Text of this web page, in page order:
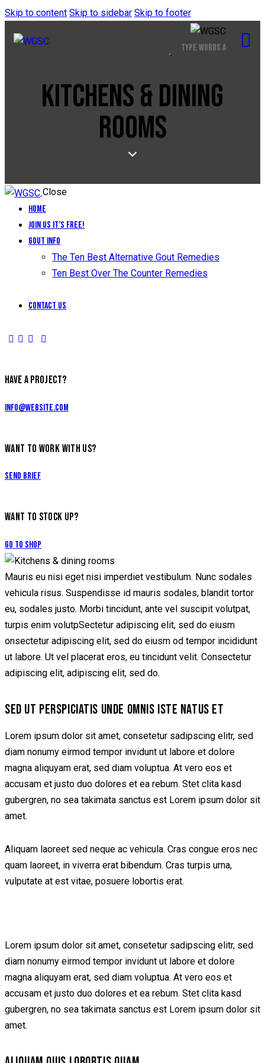
Skip to content Skip to sidebar Skip to footer
KITCHENS & DINING
ROOMS
Close
Home
Join Us It’s Free!
Gout Info
The Ten Best Alternative Gout Remedies
Ten Best Over The Counter Remedies
Contact Us
HAVE A PROJECT?
info@website.com
WANT TO WORK WITH US?
Send Brief
WANT TO STOCK UP?
Go to Shop
Mauris eu nisi eget nisi imperdiet vestibulum. Nunc sodales
vehicula risus. Suspendisse id mauris sodales, blandit tortor
eu, sodales justo. Morbi tincidunt, ante vel suscipit volutpat,
turpis enim volutpSectetur adipiscing elit, sed do eiusm
onsectetur adipiscing elit, sed do eiusm od tempor incididunt
ut labore. Ut vel placerat eros, eu tincidunt velit. Consectetur
adipiscing elit, adipiscing elit, sed do.
SED UT PERSPICIATIS UNDE OMNIS ISTE NATUS ET
Lorem ipsum dolor sit amet, consetetur sadipscing elitr, sed
diam nonumy eirmod tempor invidunt ut labore et dolore
magna aliquyam erat, sed diam voluptua. At vero eos et
accusam et justo duo dolores et ea rebum. Stet clita kasd
gubergren, no sea takimata sanctus est Lorem ipsum dolor sit
amet.
Aliquam laoreet sed neque ac vehicula. Cras congue eros nec
quam laoreet, in viverra erat bibendum. Cras turpis urna,
vulputate at est vitae, posuere lobortis erat.
Lorem ipsum dolor sit amet, consetetur sadipscing elitr, sed
diam nonumy eirmod tempor invidunt ut labore et dolore
magna aliquyam erat, sed diam voluptua. At vero eos et
accusam et justo duo dolores et ea rebum. Stet clita kasd
gubergren, no sea takimata sanctus est Lorem ipsum dolor sit
amet.